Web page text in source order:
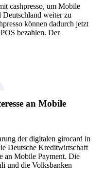
cashpresso, um Mobile
Deutschland weiter zu
können dadurch jetzt
bezahlen. Der
an Mobile
der digitalen girocard in
Deutsche Kreditwirtschaft
an Mobile Payment. Die
und die Volksbanken